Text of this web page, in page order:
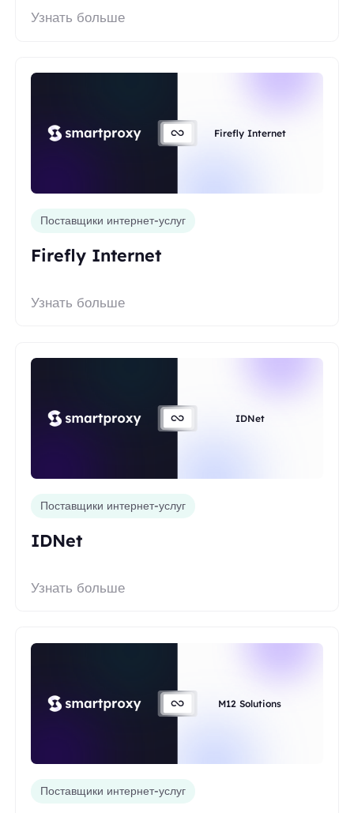
Узнать больше
Firefly Internet
Поставщики интернет-услуг
Firefly Internet
Узнать больше
IDNet
Поставщики интернет-услуг
IDNet
Узнать больше
M12 Solutions
Поставщики интернет-услуг